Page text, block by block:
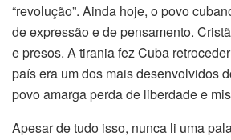
“revolução”. Ainda hoje, o povo
de expressão e de pensamento.
e presos. A tirania fez Cuba
país era um dos mais desenvolvidos
povo amarga perda de liberdade e
Apesar de tudo isso, nunca li uma